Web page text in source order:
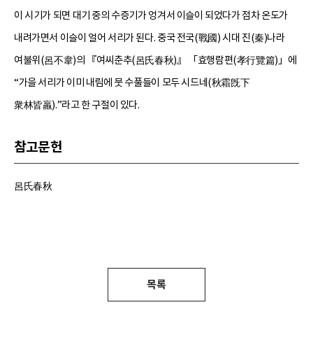
이 시기가 되면 대기 중의 수증기가 엉겨서 이슬이 되었다가 점차 온도가
내려가면서 이슬이 얼어 서리가 된다. 중국 전국(戰國) 시대 진(秦)나라
여불위(呂不韋)의 『여씨춘추(呂氏春秋)』 「효행람편(孝行覽篇)」에
“가을 서리가 이미 내림에 뭇 수풀들이 모두 시드네(秋霜旣下
衆林皆羸).”라고 한 구절이 있다.
참고문헌
呂氏春秋
목록